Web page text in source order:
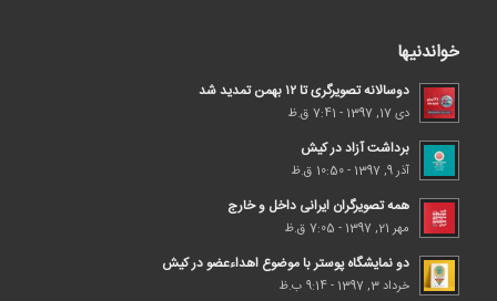
خواندنیها
دوسالانه تصویرگری تا ۱۲ بهمن تمدید شد
دی 17, 1397 - 7:41 ق.ظ
برداشت آزاد در کیش
آذر 9, 1397 - 10:50 ق.ظ
همه تصویرگران ایرانی داخل و خارج
مهر 21, 1397 - 7:05 ق.ظ
دو نمایشگاه پوستر با موضوع اهداء‌عضو در کیش
خرداد 3, 1397 - 9:14 ب.ظ